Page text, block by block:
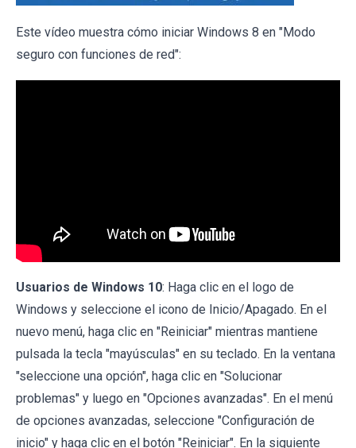
Este vídeo muestra cómo iniciar Windows 8 en "Modo
seguro con funciones de red":
Usuarios de Windows 10: Haga clic en el logo de
Windows y seleccione el icono de Inicio/Apagado. En el
nuevo menú, haga clic en "Reiniciar" mientras mantiene
pulsada la tecla "mayúsculas" en su teclado. En la ventana
"seleccione una opción", haga clic en "Solucionar
problemas" y luego en "Opciones avanzadas". En el menú
de opciones avanzadas, seleccione "Configuración de
inicio" y haga clic en el botón "Reiniciar". En la siguiente